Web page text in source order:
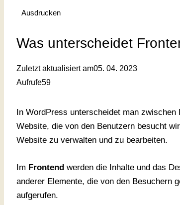
Ausdrucken
Was unterscheidet
Zuletzt aktualisiert am05. 04. 2023
Aufrufe59
In WordPress unterscheidet man zwischen
Website, die von den Benutzern besucht
Website zu verwalten und zu bearbeiten.
Im Frontend werden die Inhalte und das
anderer Elemente, die von den Besuchern
aufgerufen.